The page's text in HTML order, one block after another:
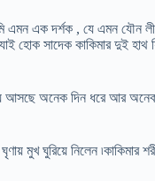
এমন এক দর্শক , যে এমন যৌন
হোক সাদেক কাকিমার দুই হাথ
আসছে অনেক দিন ধরে আর
মুখ ঘুরিয়ে নিলেন